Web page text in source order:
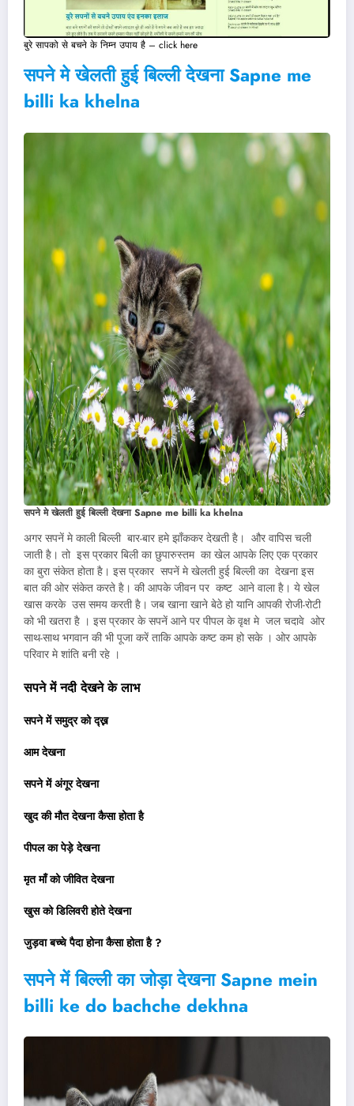
बुरे सापको से बचने के निम्न उपाय है – click here
सपने मे खेलती हुई बिल्ली देखनाSapne me
billi ka khelna
सपने मे खेलती हुई बिल्ली देखनाSapne me billi ka khelna
अगर सपनें मे काली बिल्ली बार-बार हमे झाँककर देखती है। और वापिस चली
जाती है। तो इस प्रकार बिली का छुपारुस्तम का खेल आपके लिए एक प्रकार
का बुरा संकेत होता है। इस प्रकार सपनें मे खेलती हुई बिल्ली का देखना इस
बात की ओर संकेत करते है। की आपके जीवन पर कष्ट आने वाला है। ये खेल
खास करके उस समय करती है। जब खाना खाने बेठे हो यानि आपकी रोजी-रोटी
को भी खतरा है । इस प्रकार के सपनें आने पर पीपल के वृक्ष मे जल चदावे ओर
साथ-साथ भगवान की भी पूजा करें ताकि आपके कष्ट कम हो सके । ओर आपके
परिवार मे शांति बनी रहे ।
सपने में नदी देखने के लाभ
सपने में समुद्र को द्ख्न
आम देखना
सपने में अंगूर देखना
खुद की मौत देखना कैसा होता है
पीपल का पेड़े देखना
मृत माँ को जीवित देखना
खुस को डिलिवरी होते देखना
जुड़वा बच्चे पैदा होना कैसा होता है ?
सपने में बिल्ली का जोड़ा देखनाSapne mein
billi ke do bachche dekhna